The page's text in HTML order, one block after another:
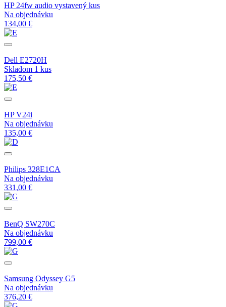
HP 24fw audio vystavený kus
Na objednávku
134,00 €
Dell E2720H
Skladom 1 kus
175,50 €
HP V24i
Na objednávku
135,00 €
Philips 328E1CA
Na objednávku
331,00 €
BenQ SW270C
Na objednávku
799,00 €
Samsung Odyssey G5
Na objednávku
376,20 €